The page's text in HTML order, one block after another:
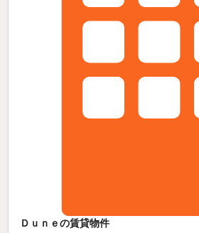
Ｄｕｎｅの賃貸物件